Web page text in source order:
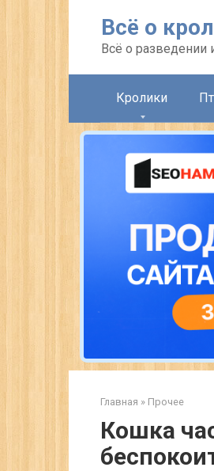
Всё о
Всё о разведении
Кролики
Главная » Прочее
Кошка